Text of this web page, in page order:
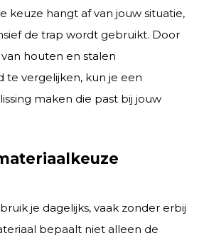
keuze hangt af van jouw situatie,
de trap wordt gebruikt. Door
houten en stalen
te vergelijken, kun je een
maken die past bij jouw
je dagelijks, vaak zonder erbij
bepaalt niet alleen de